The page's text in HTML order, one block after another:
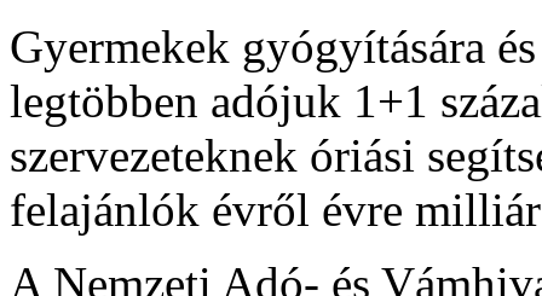
Gyermekek gyógyítására
legtöbben adójuk 1+1
szervezeteknek óriási
felajánlók évről évre
A Nemzeti Adó- és